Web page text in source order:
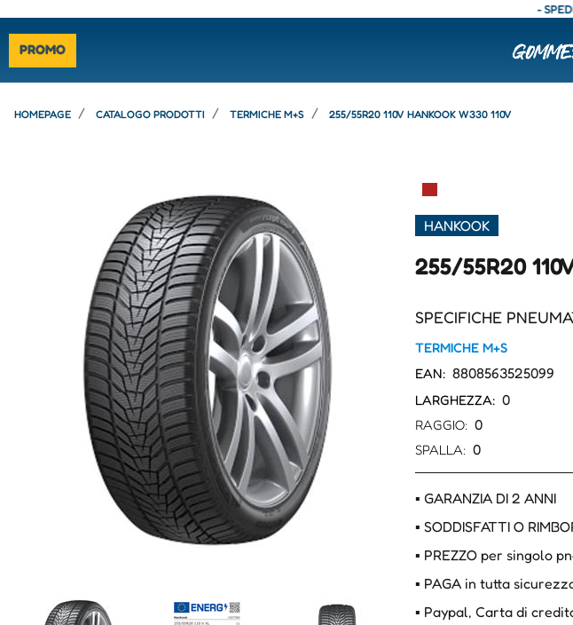
-
PROMO
HOMEPAGE CATALOGO PRODOTTI TERMICHE M+S 255/55R20 110V HANKOOK W330 110V
▀
HANKOOK
255/55R20
SPECIFICHE
TERMICHE M+S
EAN: 8808563525099
LARGHEZZA: 0
RAGGIO: 0
SPALLA: 0
▪ GARANZIA DI 2 ANNI
▪ SODDISFATTI O
▪ PREZZO per singolo
▪ PAGA in tutta
▪ Paypal, Carta di